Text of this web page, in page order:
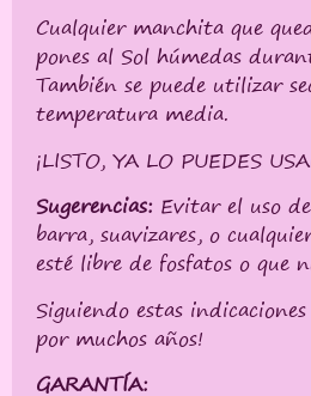
Cualquier manchita que
pones al Sol húmedas
También se puede utilizar
temperatura media.
¡LISTO, YA LO PUEDES
Sugerencias: Evitar el uso
barra, suavizares, o
esté libre de fosfatos o que
Siguiendo estas
por muchos años!
GARANTÍA: